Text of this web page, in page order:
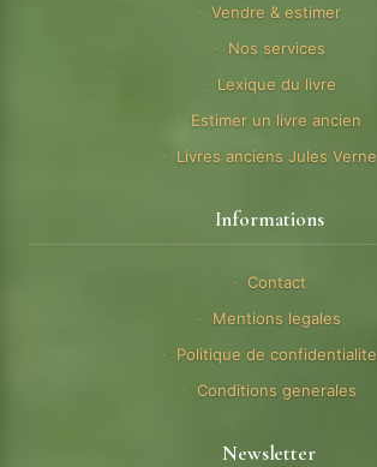
Vendre & estimer
Nos services
Lexique du livre
Estimer un livre ancien
Livres anciens Jules Verne
Informations
Contact
Mentions legales
Politique de confidentialite
Conditions generales
Newsletter